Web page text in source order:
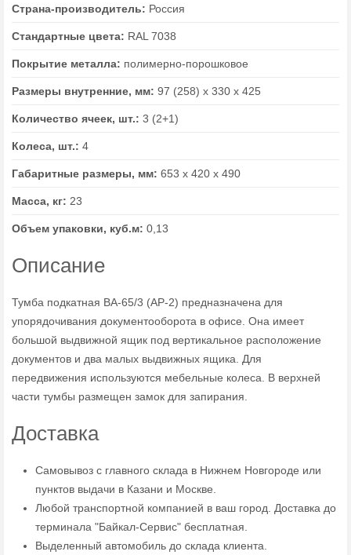
Страна-производитель: Россия
Стандартные цвета: RAL 7038
Покрытие металла: полимерно-порошковое
Размеры внутренние, мм: 97 (258) х 330 х 425
Количество ячеек, шт.: 3 (2+1)
Колеса, шт.: 4
Габаритные размеры, мм: 653 х 420 х 490
Масса, кг: 23
Объем упаковки, куб.м: 0,13
Описание
Тумба подкатная BA-65/3 (AP-2) предназначена для
упорядочивания документооборота в офисе. Она имеет
большой выдвижной ящик под вертикальное расположение
документов и два малых выдвижных ящика. Для
передвижения используются мебельные колеса. В верхней
части тумбы размещен замок для запирания.
Доставка
Самовывоз с главного склада в Нижнем Новгороде или
пунктов выдачи в Казани и Москве.
Любой транспортной компанией в ваш город. Доставка до
терминала "Байкал-Сервис" бесплатная.
Выделенный автомобиль до склада клиента.